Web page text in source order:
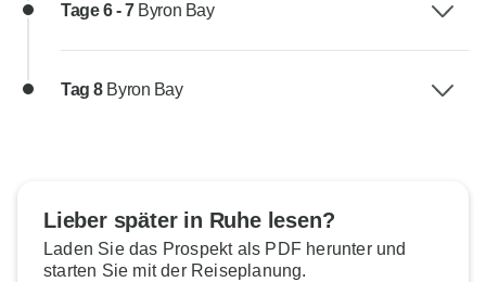
Tage 6 - 7 Byron Bay
Tag 8 Byron Bay
Lieber später in Ruhe lesen?
Laden Sie das Prospekt als PDF herunter und
starten Sie mit der Reiseplanung.